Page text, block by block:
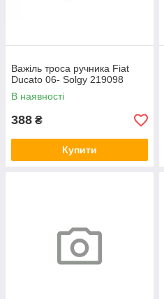
Важіль троса ручника Fiat
Ducato 06- Solgy 219098
В наявності
388 ₴
Купити